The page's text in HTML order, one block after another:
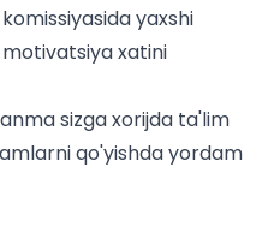
yaxshi
xatini
sizga xorijda ta'lim
qo'yishda yordam